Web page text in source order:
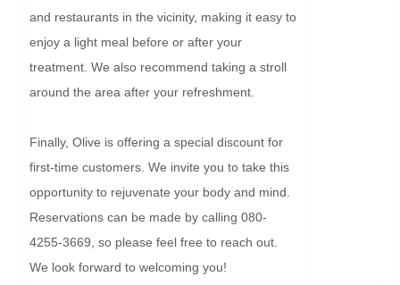
and restaurants in the vicinity, making it easy to
enjoy a light meal before or after your
treatment. We also recommend taking a stroll
around the area after your refreshment.
Finally, Olive is offering a special discount for
first-time customers. We invite you to take this
opportunity to rejuvenate your body and mind.
Reservations can be made by calling 080-
4255-3669, so please feel free to reach out.
We look forward to welcoming you!